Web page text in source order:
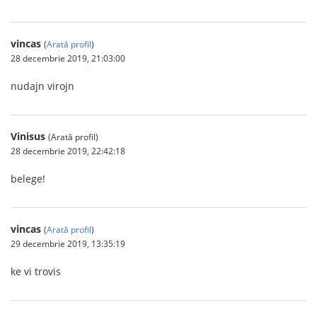
vincas (Arată profil)
28 decembrie 2019, 21:03:00
nudajn virojn
Vinisus (Arată profil)
28 decembrie 2019, 22:42:18
belege!
vincas (Arată profil)
29 decembrie 2019, 13:35:19
ke vi trovis